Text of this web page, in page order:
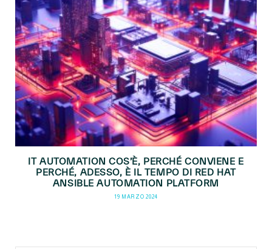
IT AUTOMATION COS’È, PERCHÉ CONVIENE E
PERCHÉ, ADESSO, È IL TEMPO DI RED HAT
ANSIBLE AUTOMATION PLATFORM
19 MARZO 2024